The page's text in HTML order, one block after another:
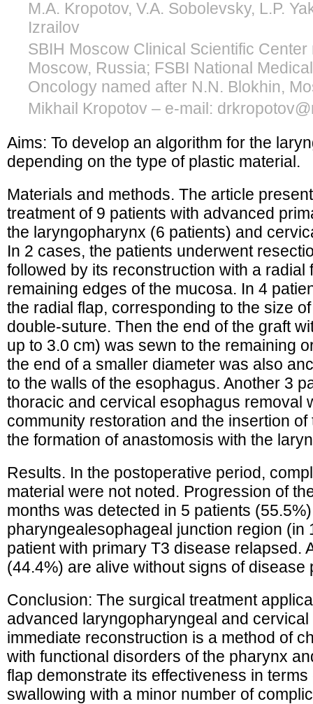
M.A. Kropotov, V.A. Sobolevsky, L.P.
Izrailov
SBIH Moscow Clinical Scientific
Moscow, Russia; FSBI National
Oncology named after N.N. Blokhin,
Mikhail Kropotov – e-mail:
Aims: To develop an algorithm for the
depending on the type of plastic material.
Materials and methods. The article
treatment of 9 patients with advanced
the laryngopharynx (6 patients) and
In 2 cases, the patients underwent
followed by its reconstruction with a radial
remaining edges of the mucosa. In 4
the radial flap, corresponding to the size
double-suture. Then the end of the graft
up to 3.0 cm) was sewn to the remaining
the end of a smaller diameter was also
to the walls of the esophagus. Another 3
thoracic and cervical esophagus removal
community restoration and the insertion
the formation of anastomosis with the
Results. In the postoperative period,
material were not noted. Progression of
months was detected in 5 patients
pharyngealesophageal junction region (in
patient with primary T3 disease relapsed.
(44.4%) are alive without signs of disease
Conclusion: The surgical treatment
advanced laryngopharyngeal and
immediate reconstruction is a method of
with functional disorders of the pharynx
flap demonstrate its effectiveness in
swallowing with a minor number of